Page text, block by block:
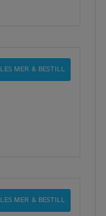
LES MER & BESTILL
LES MER & BESTILL